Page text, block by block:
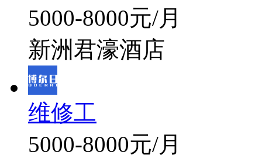
5000-8000元/月
新洲君濠酒店
维修工
5000-8000元/月